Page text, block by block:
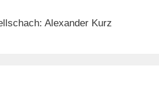
Alexander Kurz